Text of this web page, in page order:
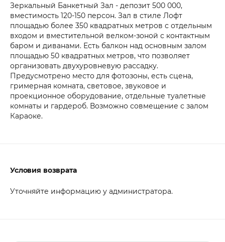
Зеркальный Банкетный Зал - депозит 500 000,
вместимость 120-150 персон. Зал в стиле Лофт
площадью более 350 квадратных метров с отдельным
входом и вместительной велком-зоной с контактным
баром и диванами. Есть балкон над основным залом
площадью 50 квадратных метров, что позволяет
организовать двухуровневую рассадку.
Предусмотрено место для фотозоны, есть сцена,
гримерная комната, световое, звуковое и
проекционное оборудование, отдельные туалетные
комнаты и гардероб. Возможно совмещение с залом
Караоке.
Условия возврата
Уточняйте информацию у администратора.